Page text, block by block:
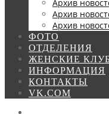
Архив
Архив
Архив
ФОТО
ОТДЕЛЕНИЯ
ЖЕНСКИЕ
ИНФОРМАЦИЯ
КОНТАКТЫ
VK.COM